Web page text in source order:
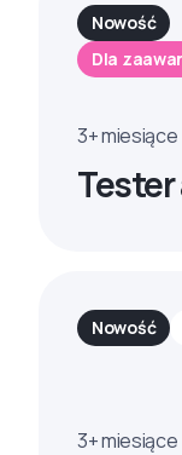
Nowość
Dla
3+ miesiące
Nowość
3+ miesiące